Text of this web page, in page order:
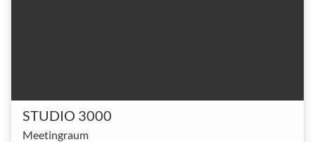
STUDIO 3000
Meetingraum